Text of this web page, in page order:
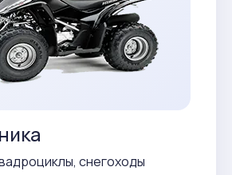
снегоходы